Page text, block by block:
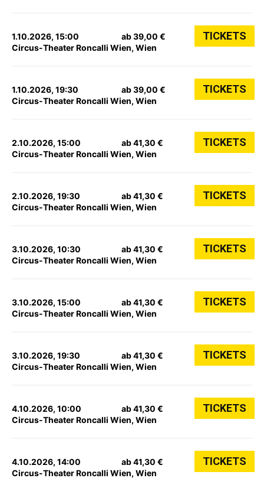
1.10.2026, 15:00
Circus-Theater Roncalli Wien, Wien
ab 39,00 € TICKETS
1.10.2026, 19:30
Circus-Theater Roncalli Wien, Wien
ab 39,00 € TICKETS
2.10.2026, 15:00
Circus-Theater Roncalli Wien, Wien
ab 41,30 € TICKETS
2.10.2026, 19:30
Circus-Theater Roncalli Wien, Wien
ab 41,30 € TICKETS
3.10.2026, 10:30
Circus-Theater Roncalli Wien, Wien
ab 41,30 € TICKETS
3.10.2026, 15:00
Circus-Theater Roncalli Wien, Wien
ab 41,30 € TICKETS
3.10.2026, 19:30
Circus-Theater Roncalli Wien, Wien
ab 41,30 € TICKETS
4.10.2026, 10:00
Circus-Theater Roncalli Wien, Wien
ab 41,30 € TICKETS
4.10.2026, 14:00
Circus-Theater Roncalli Wien, Wien
ab 41,30 € TICKETS